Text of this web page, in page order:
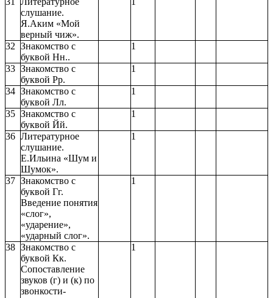
слушание.
Я.Аким «Мой
верный чиж».
32 Знакомство с
буквой Нн..
1
33 Знакомство с
буквой Рр.
1
34 Знакомство с
буквой Лл.
1
35 Знакомство с
буквой Йй.
1
36 Литературное
слушание.
Е.Ильина «Шум и
Шумок».
1
37 Знакомство с
буквой Гг.
Введение понятия
«слог»,
«ударение»,
«ударный слог».
1
38 Знакомство с
буквой Кк.
Сопоставление
звуков (г) и (к) по
звонкости-
1